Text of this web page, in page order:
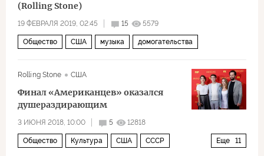
(Rolling Stone)
19 ФЕВРАЛЯ 2019, 02:45 15 5579
Общество США музыка домогательства
Rolling Stone США
Финал «Американцев» оказался
душераздирающим
3 ИЮНЯ 2018, 10:00 5 12818
Еще 11
Общество Культура США СССР